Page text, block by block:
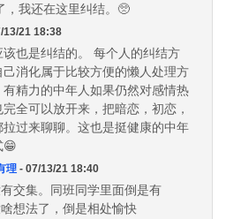
，我还在这里纠结。🥺
13/21 18:38
该也是纠结的。 每个人的纠结方
己消化属于比较方便的懒人处理方
有精力的中年人如果仍然对感情热
全可以放开来，把暗恋，初恋，
拉过来聊聊。这也是挺健康的中年
😁
理 - 07/13/21 18:40
交集。同班同学里面倒是有
想法了，倒是相处愉快